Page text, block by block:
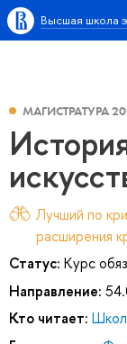
Высшая школа
МАГИСТРАТУРА
Лучший по
расширения
Статус: Курс
Направление:
Кто читает: